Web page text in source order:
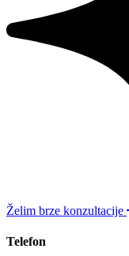
Želim brze konzultacije
Telefon